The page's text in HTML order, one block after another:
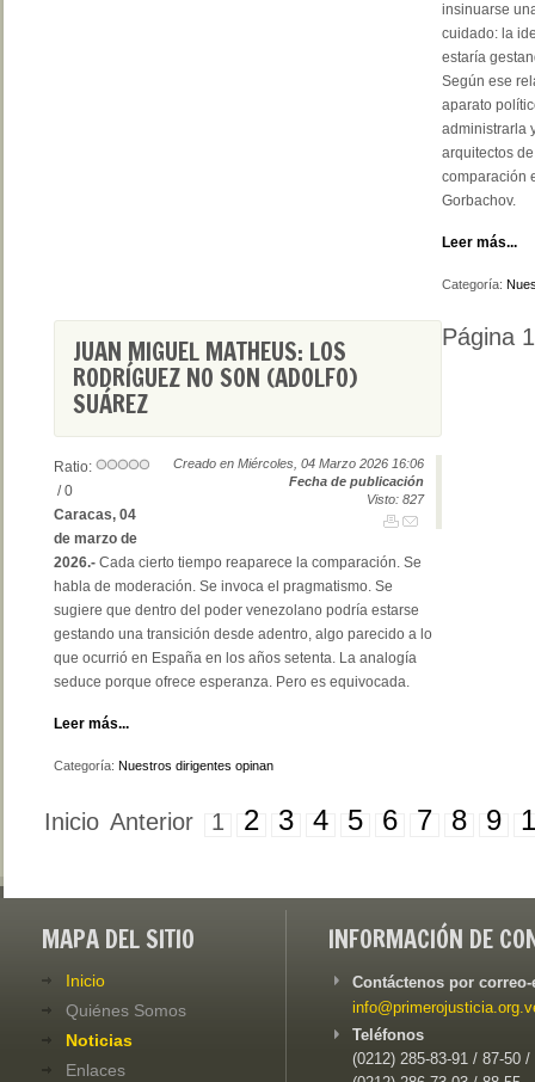
insinuarse
cuidado: la
estaría
Según ese
aparato
administrarla
arquitectos
comparación
Gorbachov.
Leer más...
Categoría:
JUAN MIGUEL MATHEUS: LOS
RODRÍGUEZ NO SON (ADOLFO)
SUÁREZ
Creado en Miércoles, 04 Marzo 2026 16:06
Fecha de publicación
Visto: 827
Ratio:
/ 0
Caracas, 04
de marzo de
2026.- Cada cierto tiempo reaparece la comparación. Se
habla de moderación. Se invoca el pragmatismo. Se
sugiere que dentro del poder venezolano podría estarse
gestando una transición desde adentro, algo parecido a lo
que ocurrió en España en los años setenta. La analogía
seduce porque ofrece esperanza. Pero es equivocada.
Leer más...
Categoría: Nuestros dirigentes opinan
Página
Inicio Anterior 1 2 3 4 5 6 7 8 9
MAPA DEL SITIO
Inicio
Quiénes Somos
Noticias
Enlaces
INFORMACIÓN DE
Contáctenos por
Teléfonos
(0212) 285-83-91 / 87-50 /